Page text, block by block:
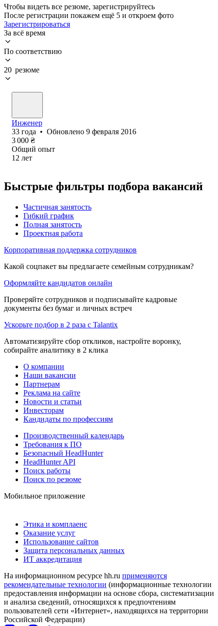
Чтобы видеть все резюме, зарегистрируйтесь
После регистрации покажем ещё 5 и откроем фото
Зарегистрироваться
За всё время
По соответствию
20 резюме
Инженер
33 года • Обновлено 9 февраля 2016
3 000 ₴
Общий опыт
12 лет
Быстрые фильтры подбора вакансий
Частичная занятость
Гибкий график
Полная занятость
Проектная работа
Корпоративная поддержка сотрудников
Какой соцпакет вы предлагаете семейным сотрудникам?
Оформляйте кандидатов онлайн
Проверяйте сотрудников и подписывайте кадровые
документы без бумаг и личных встреч
Ускорьте подбор в 2 раза с Talantix
Автоматизируйте сбор откликов, настройте воронку,
собирайте аналитику в 2 клика
О компании
Наши вакансии
Партнерам
Реклама на сайте
Новости и статьи
Инвесторам
Кандидаты по профессиям
Производственный календарь
Требования к ПО
Безопасный HeadHunter
HeadHunter API
Поиск работы
Поиск по резюме
Мобильное приложение
Этика и комплаенс
Оказание услуг
Использование сайтов
Защита персональных данных
ИТ аккредитация
На информационном ресурсе hh.ru применяются
рекомендательные технологии (информационные технологии
предоставления информации на основе сбора, систематизации
и анализа сведений, относящихся к предпочтениям
пользователей сети «Интернет», находящихся на территории
Российской Федерации)